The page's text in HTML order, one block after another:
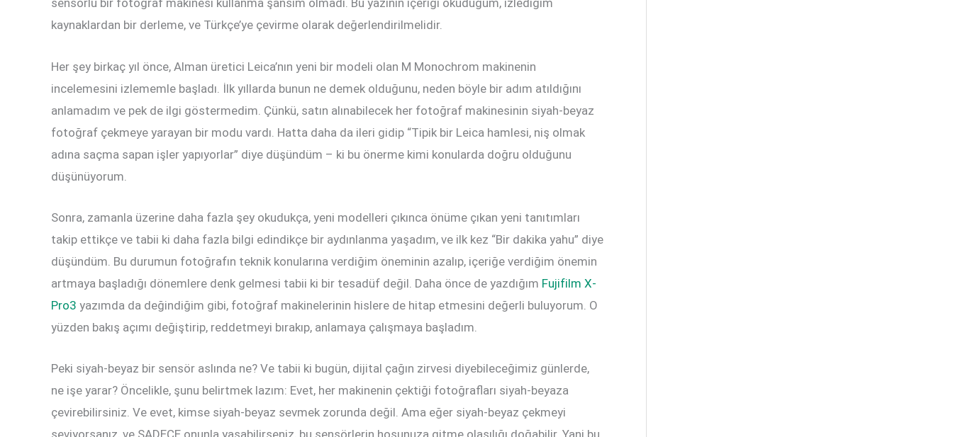
sensörlü bir fotoğraf makinesi kullanma şansım olmadı. Bu yazının içeriği okuduğum, izlediğim
kaynaklardan bir derleme, ve Türkçe’ye çevirme olarak değerlendirilmelidir.
Her şey birkaç yıl önce, Alman üretici Leica’nın yeni bir modeli olan M Monochrom makinenin
incelemesini izlememle başladı. İlk yıllarda bunun ne demek olduğunu, neden böyle bir adım atıldığını
anlamadım ve pek de ilgi göstermedim. Çünkü, satın alınabilecek her fotoğraf makinesinin siyah-beyaz
fotoğraf çekmeye yarayan bir modu vardı. Hatta daha da ileri gidip “Tipik bir Leica hamlesi, niş olmak
adına saçma sapan işler yapıyorlar” diye düşündüm – ki bu önerme kimi konularda doğru olduğunu
düşünüyorum.
Sonra, zamanla üzerine daha fazla şey okudukça, yeni modelleri çıkınca önüme çıkan yeni tanıtımları
takip ettikçe ve tabii ki daha fazla bilgi edindikçe bir aydınlanma yaşadım, ve ilk kez “Bir dakika yahu” diye
düşündüm. Bu durumun fotoğrafın teknik konularına verdiğim öneminin azalıp, içeriğe verdiğim önemin
artmaya başladığı dönemlere denk gelmesi tabii ki bir tesadüf değil. Daha önce de yazdığım Fujifilm X-
Pro3 yazımda da değindiğim gibi, fotoğraf makinelerinin hislere de hitap etmesini değerli buluyorum. O
yüzden bakış açımı değiştirip, reddetmeyi bırakıp, anlamaya çalışmaya başladım.
Peki siyah-beyaz bir sensör aslında ne? Ve tabii ki bugün, dijital çağın zirvesi diyebileceğimiz günlerde,
ne işe yarar? Öncelikle, şunu belirtmek lazım: Evet, her makinenin çektiği fotoğrafları siyah-beyaza
çevirebilirsiniz. Ve evet, kimse siyah-beyaz sevmek zorunda değil. Ama eğer siyah-beyaz çekmeyi
seviyorsanız, ve SADECE onunla yaşabilirseniz, bu sensörlerin hoşunuza gitme olasılığı doğabilir. Yani bu